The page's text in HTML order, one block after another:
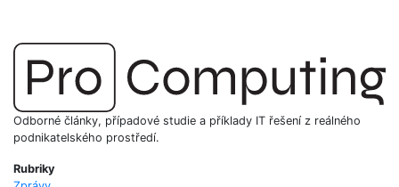
Odborné články, případové studie a příklady IT řešení z reálného
podnikatelského prostředí.
Rubriky